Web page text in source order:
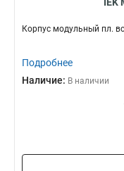
Корпус модульный пл.
Подробнее
Наличие: В наличии